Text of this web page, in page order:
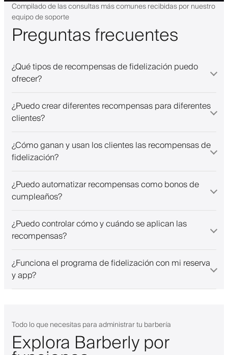
Compilado de las consultas más comunes recibidas por nuestro
equipo de soporte
Preguntas frecuentes
¿Qué tipos de recompensas de fidelización puedo
ofrecer?
¿Puedo crear diferentes recompensas para diferentes
clientes?
¿Cómo ganan y usan los clientes las recompensas de
fidelización?
¿Puedo automatizar recompensas como bonos de
cumpleaños?
¿Puedo controlar cómo y cuándo se aplican las
recompensas?
¿Funciona el programa de fidelización con mi reserva
y app?
Todo lo que necesitas para administrar tu barbería
Explora Barberly por